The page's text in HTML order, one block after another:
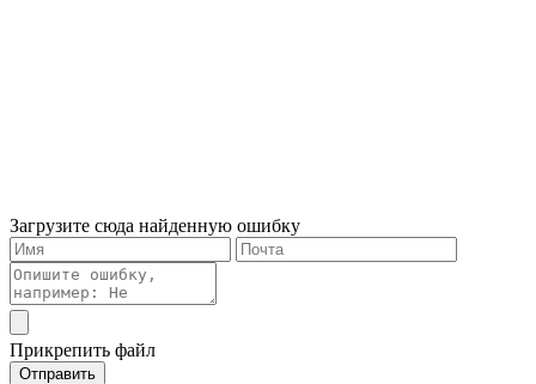
Загрузите сюда найденную ошибку
Прикрепить файл
Отправить